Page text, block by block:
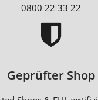
0800 22 33 22
Geprüfter Shop